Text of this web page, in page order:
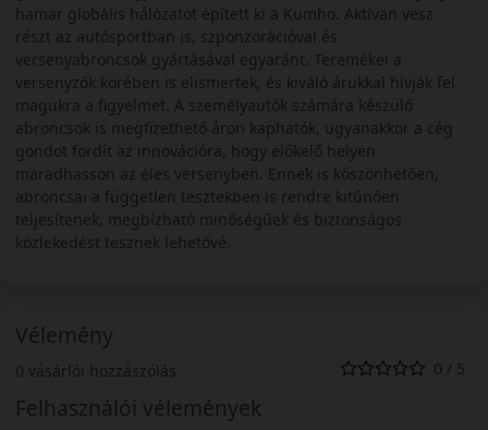
hamar globális hálózatot épített ki a Kumho. Aktívan vesz
részt az autósportban is, szponzorációval és
versenyabroncsok gyártásával egyaránt. Teremékei a
versenyzők körében is elismertek, és kiváló árukkal hívják fel
magukra a figyelmet. A személyautók számára készülő
abroncsok is megfizethető áron kaphatók, ugyanakkor a cég
gondot fordít az innovációra, hogy előkelő helyen
maradhasson az éles versenyben. Ennek is köszönhetően,
abroncsai a független tesztekben is rendre kitűnően
teljesítenek, megbízható minőségűek és biztonságos
közlekedést tesznek lehetővé.
Vélemény
0 vásárlói hozzászólás 0 / 5
Felhasználói vélemények